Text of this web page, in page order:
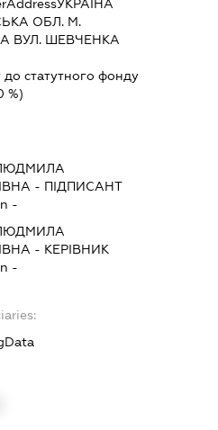
УКРАЇНА
ОБЛ. М.
ВУЛ. ШЕВЧЕНКА
до статутного фонду
%)
- ПІДПИСАНТ
-
- КЕРІВНИК
-